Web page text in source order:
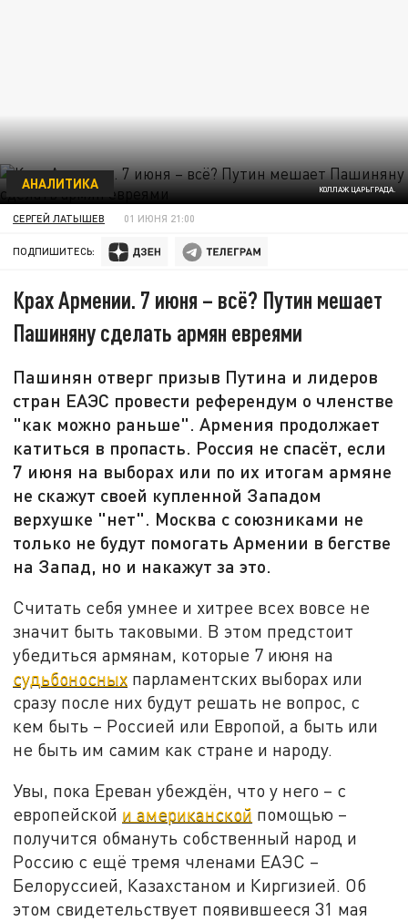
КОЛЛАЖ ЦАРЬГРАДА.
АНАЛИТИКА
СЕРГЕЙ ЛАТЫШЕВ 01 ИЮНЯ 21:00
ПОДПИШИТЕСЬ:
Крах Армении. 7 июня – всё? Путин мешает
Пашиняну сделать армян евреями
Пашинян отверг призыв Путина и лидеров
стран ЕАЭС провести референдум о членстве
"как можно раньше". Армения продолжает
катиться в пропасть. Россия не спасёт, если
7 июня на выборах или по их итогам армяне
не скажут своей купленной Западом
верхушке "нет". Москва с союзниками не
только не будут помогать Армении в бегстве
на Запад, но и накажут за это.
Считать себя умнее и хитрее всех вовсе не
значит быть таковыми. В этом предстоит
убедиться армянам, которые 7 июня на
судьбоносных парламентских выборах или
сразу после них будут решать не вопрос, с
кем быть – Россией или Европой, а быть или
не быть им самим как стране и народу.
Увы, пока Ереван убеждён, что у него – с
европейской и американской помощью –
получится обмануть собственный народ и
Россию с ещё тремя членами ЕАЭС –
Белоруссией, Казахстаном и Киргизией. Об
этом свидетельствует появившееся 31 мая